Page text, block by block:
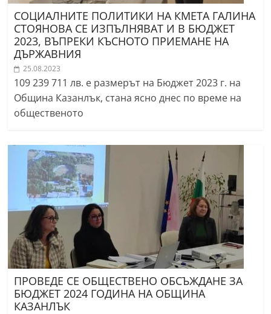
СОЦИАЛНИТЕ ПОЛИТИКИ НА КМЕТА ГАЛИНА
СТОЯНОВА СЕ ИЗПЪЛНЯВАТ И В БЮДЖЕТ
2023, ВЪПРЕКИ КЪСНОТО ПРИЕМАНЕ НА
ДЪРЖАВНИЯ
25.08.2023
109 239 711 лв. е размерът на Бюджет 2023 г. на
Община Казанлък, стана ясно днес по време на
общественото
ПРОВЕДЕ СЕ ОБЩЕСТВЕНО ОБСЪЖДАНЕ ЗА
БЮДЖЕТ 2024 ГОДИНА НА ОБЩИНА
КАЗАНЛЪК